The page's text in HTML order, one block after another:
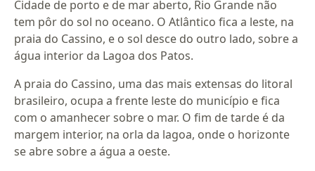
Cidade de porto e de mar aberto, Rio Grande não
tem pôr do sol no oceano. O Atlântico fica a leste, na
praia do Cassino, e o sol desce do outro lado, sobre a
água interior da Lagoa dos Patos.
A praia do Cassino, uma das mais extensas do litoral
brasileiro, ocupa a frente leste do município e fica
com o amanhecer sobre o mar. O fim de tarde é da
margem interior, na orla da lagoa, onde o horizonte
se abre sobre a água a oeste.